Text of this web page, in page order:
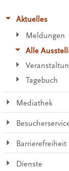
Aktuelles
Meldungen
Alle
Tagebuch
Mediathek
Barrierefreiheit
Dienste